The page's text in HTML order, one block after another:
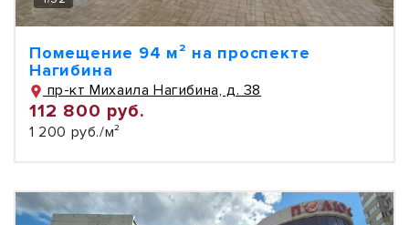
Помещение 94 м² на проспекте
Нагибина
пр-кт Михаила Нагибина, д. 38
112 800 руб.
1 200 руб./м²